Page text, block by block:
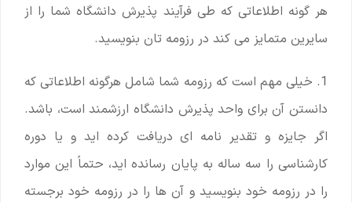
هر گونه اطلاعاتی که طی فرآیند پذیرش دانشگاه شما را از
سایرین متمایز می کند در رزومه تان بنویسید.
1. خیلی مهم است که رزومه شما شامل هرگونه اطلاعاتی که
دانستن آن برای واحد پذیرش دانشگاه ارزشمند است، باشد.
اگر جایزه و تقدیر نامه ای دریافت کرده اید و یا دوره
کارشناسی را سه ساله به پایان رسانده اید، حتماً این موارد
را در رزومه خود بنویسید و آن ها را در رزومه خود برجسته